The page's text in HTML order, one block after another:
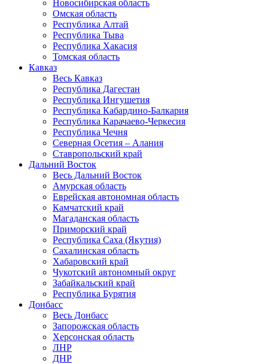
Новосибирская область
Омская область
Республика Алтай
Республика Тыва
Республика Хакасия
Томская область
Кавказ
Весь Кавказ
Республика Дагестан
Республика Ингушетия
Республика Кабардино-Балкария
Республика Карачаево-Черкесия
Республика Чечня
Северная Осетия – Алания
Ставропольский край
Дальний Восток
Весь Дальний Восток
Амурская область
Еврейская автономная область
Камчатский край
Магаданская область
Приморский край
Республика Саха (Якутия)
Сахалинская область
Хабаровский край
Чукотский автономный округ
Забайкальский край
Республика Бурятия
Донбасс
Весь Донбасс
Запорожская область
Херсонская область
ЛНР
ДНР